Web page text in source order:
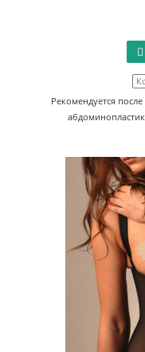
Рекомендуется